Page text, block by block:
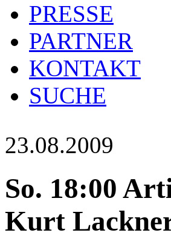
PRESSE
PARTNER
KONTAKT
SUCHE
23.08.2009
So. 18:00
Kurt